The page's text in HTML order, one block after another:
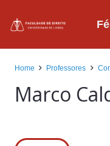
Home Professores
Marco